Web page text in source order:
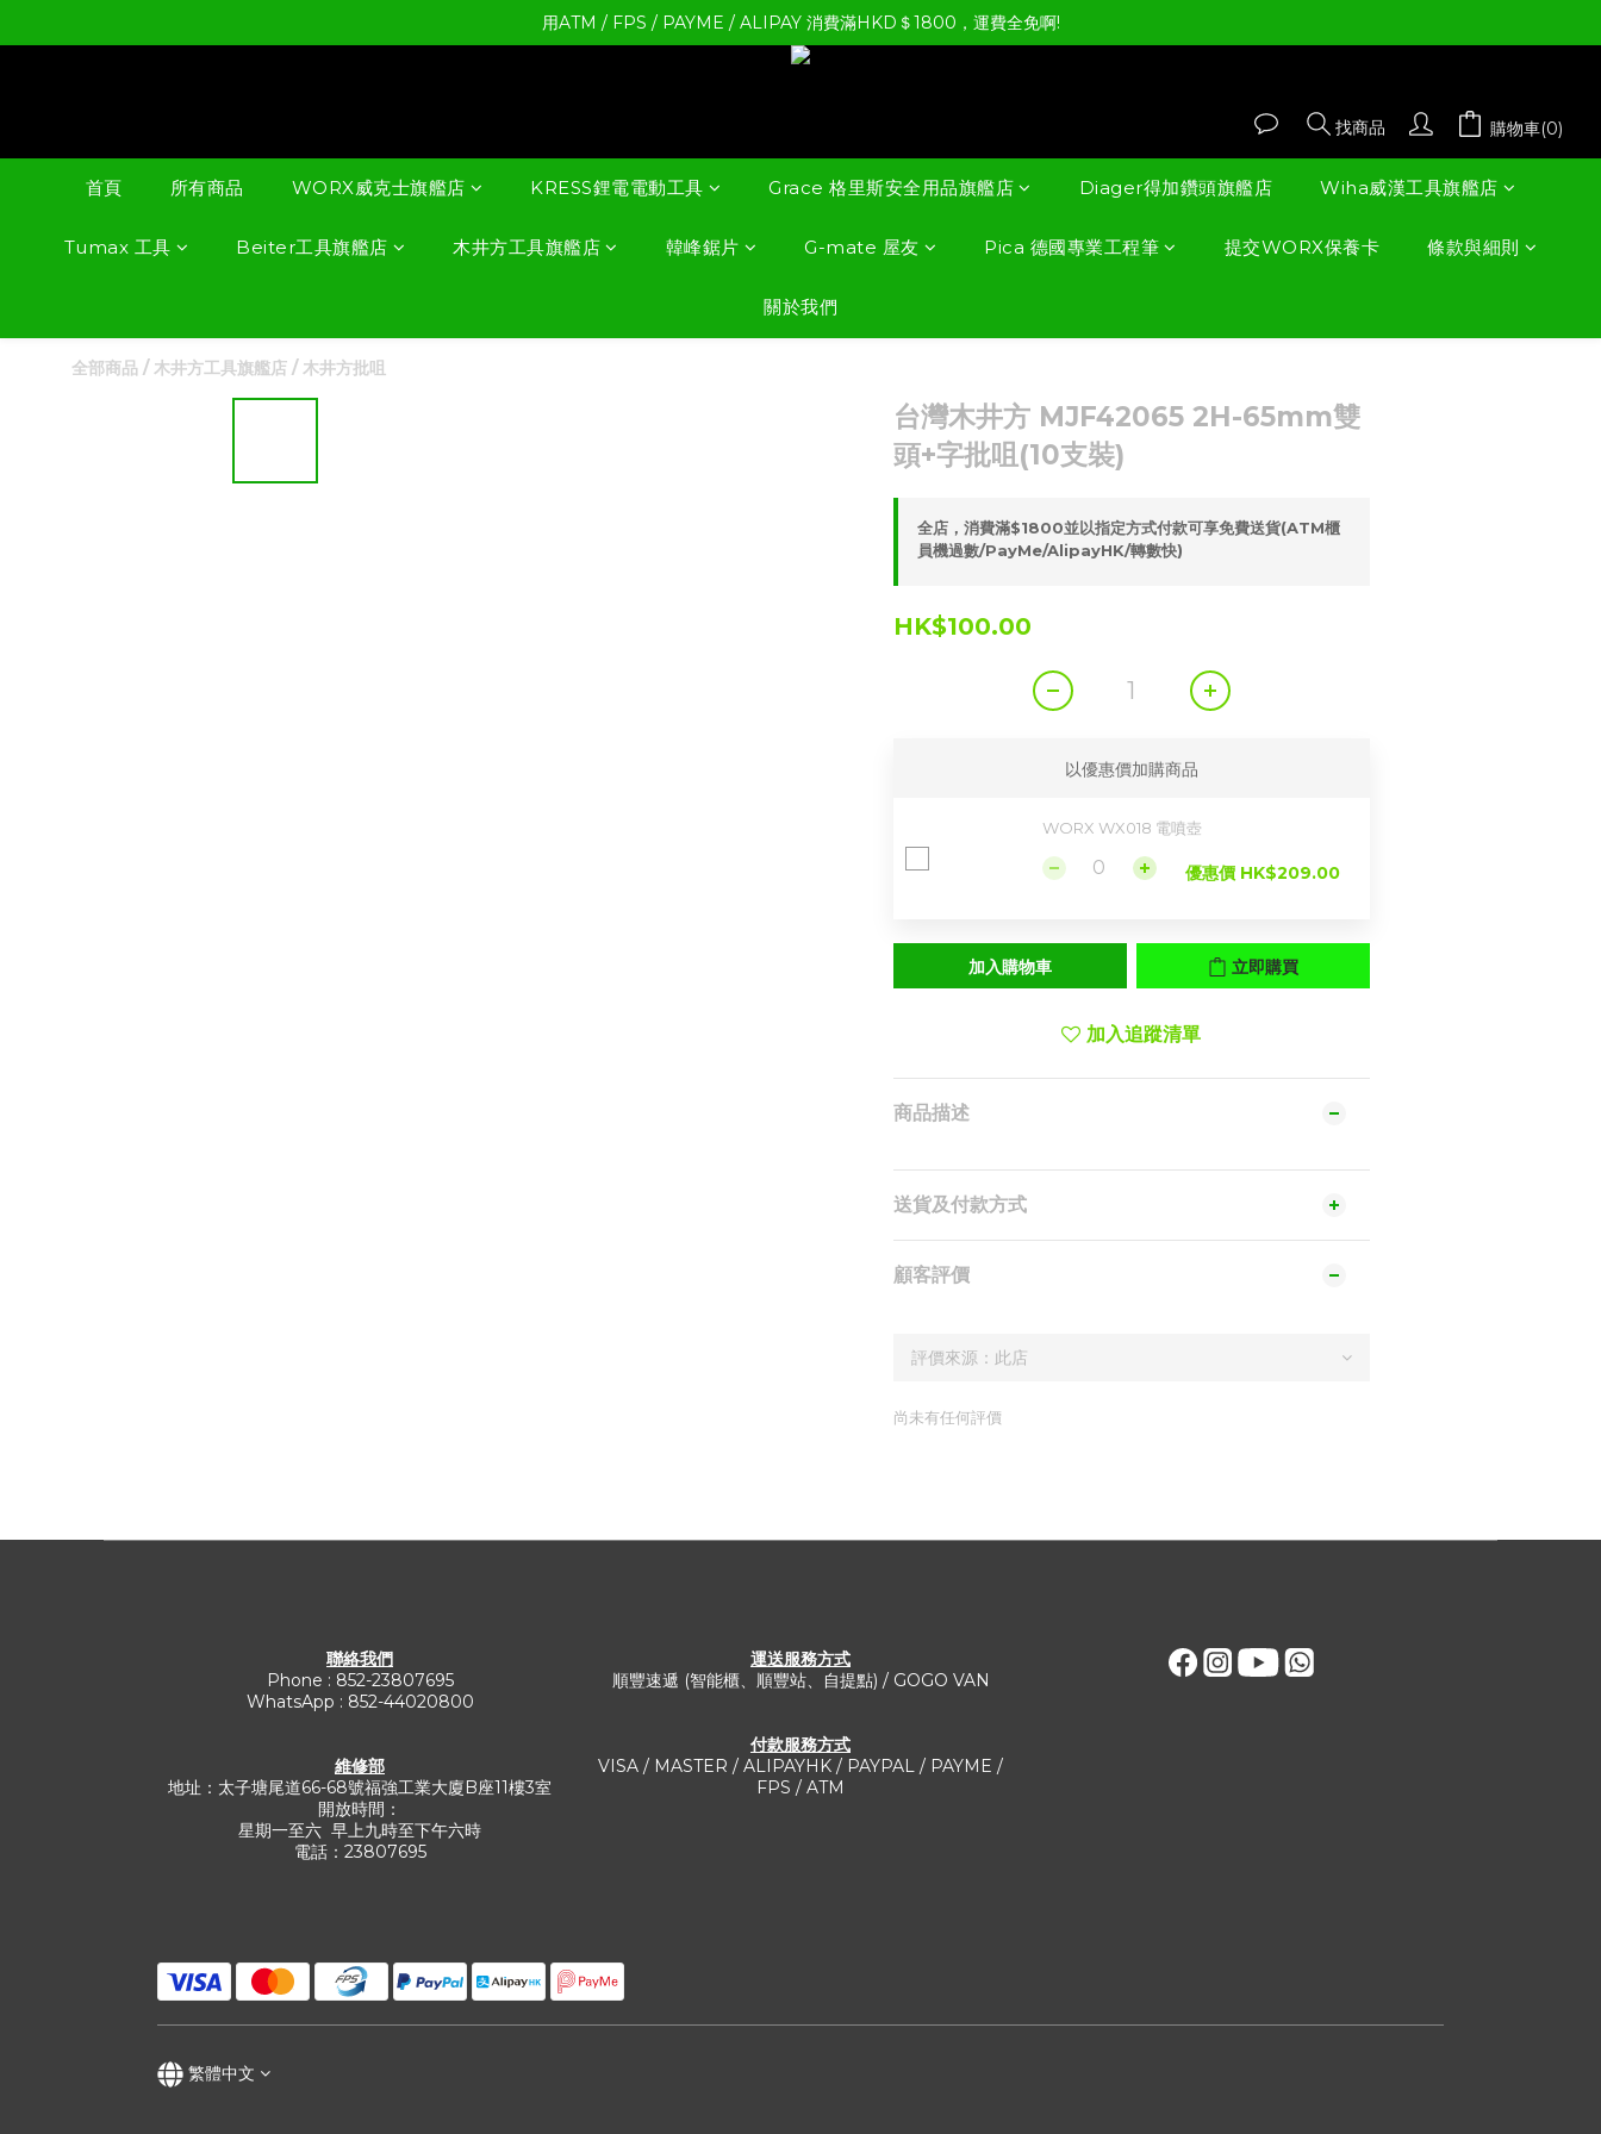
用ATM / FPS / PAYME / ALIPAY 消費滿HKD＄1800，運費全免啊!
找商品 購物車(0)
首頁 所有商品 WORX威克士旗艦店 KRESS鋰電電動工具 Grace 格里斯安全用品旗艦店 Diager得加鑽頭旗艦店 Wiha威漢工具旗艦店
Tumax 工具 Beiter工具旗艦店 木井方工具旗艦店 韓峰鋸片 G-mate 屋友 Pica 德國專業工程筆 提交WORX保養卡 條款與細則
關於我們
全部商品 /木井方工具旗艦店 /木井方批咀
台灣木井方 MJF42065 2H-65mm雙
頭+字批咀(10支裝)
全店，消費滿$1800並以指定方式付款可享免費送貨(ATM櫃
員機過數/PayMe/AlipayHK/轉數快)
HK$100.00
以優惠價加購商品
WORX WX018 電噴壺
優惠價 HK$209.00
加入購物車 立即購買
加入追蹤清單
商品描述
送貨及付款方式
顧客評價
尚未有任何評價
聯絡我們
Phone : 852-23807695
WhatsApp : 852-44020800
維修部
地址：太子塘尾道66-68號福強工業大廈B座11樓3室
開放時間：
星期一至六 早上九時至下午六時
電話：23807695
運送服務方式​
順豐速遞 (智能櫃、順豐站、自提點) / GOGO VAN
付款服務方式
VISA / MASTER / ALIPAYHK / PAYPAL / PAYME /
FPS / ATM
繁體中文